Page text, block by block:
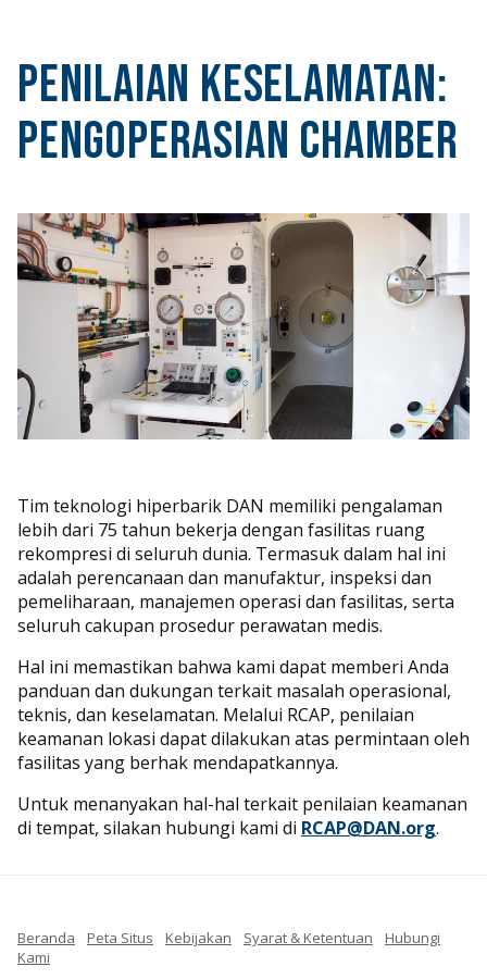
Penilaian Keselamatan:
Pengoperasian Chamber
Tim teknologi hiperbarik DAN memiliki pengalaman
lebih dari 75 tahun bekerja dengan fasilitas ruang
rekompresi di seluruh dunia. Termasuk dalam hal ini
adalah perencanaan dan manufaktur, inspeksi dan
pemeliharaan, manajemen operasi dan fasilitas, serta
seluruh cakupan prosedur perawatan medis.
Hal ini memastikan bahwa kami dapat memberi Anda
panduan dan dukungan terkait masalah operasional,
teknis, dan keselamatan. Melalui RCAP, penilaian
keamanan lokasi dapat dilakukan atas permintaan oleh
fasilitas yang berhak mendapatkannya.
Untuk menanyakan hal-hal terkait penilaian keamanan
di tempat, silakan hubungi kami di RCAP@DAN.org.
Beranda Peta Situs Kebijakan Syarat & Ketentuan
Hubungi
Kami